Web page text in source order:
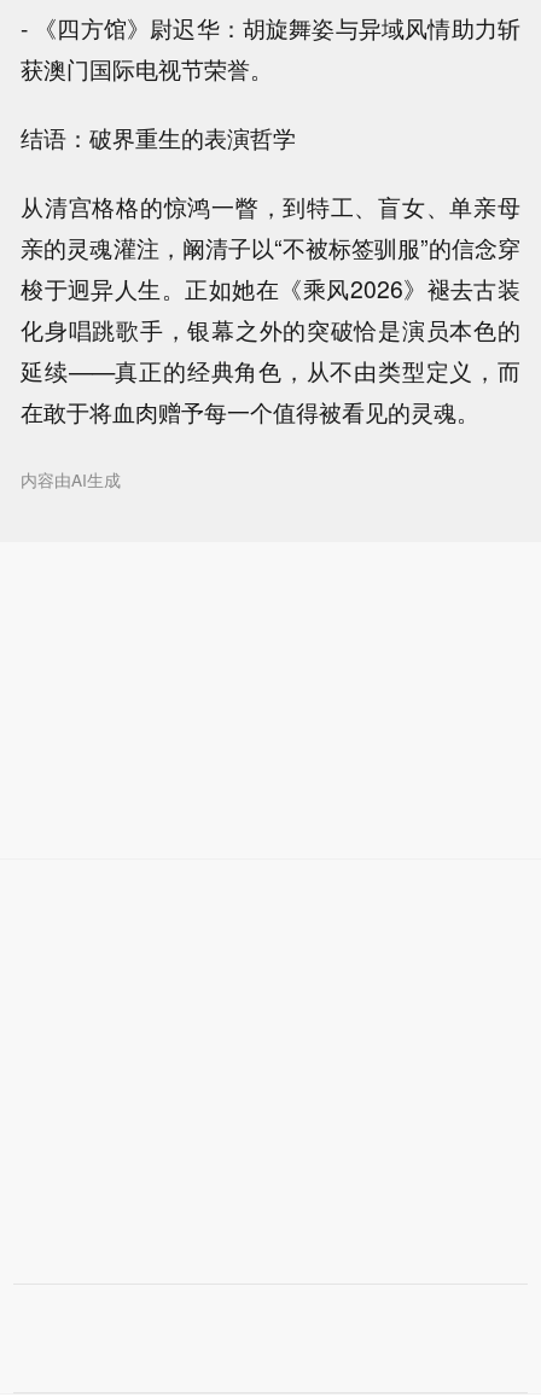
- 《四方馆》尉迟华：胡旋舞姿与异域风情助力斩
获澳门国际电视节荣誉。
结语：破界重生的表演哲学
从清宫格格的惊鸿一瞥，到特工、盲女、单亲母
亲的灵魂灌注，阚清子以“不被标签驯服”的信念穿
梭于迥异人生。正如她在《乘风2026》褪去古装
化身唱跳歌手，银幕之外的突破恰是演员本色的
延续——真正的经典角色，从不由类型定义，而
在敢于将血肉赠予每一个值得被看见的灵魂。
内容由AI生成